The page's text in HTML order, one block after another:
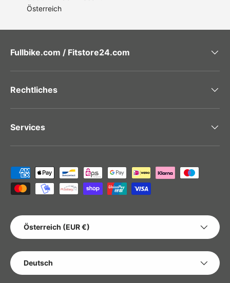
Österreich
Fullbike.com / Fitstore24.com
Rechtliches
Services
Zahlungsmethoden
LAND/REGION
Österreich (EUR €)
SPRACHE
Deutsch